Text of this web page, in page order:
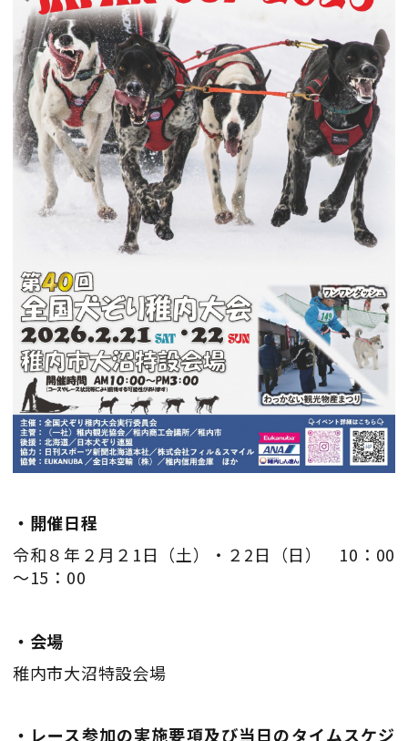
・開催日程
令和８年２月２1日（土）・２2日（日） 10：00
～15：00
・会場
稚内市大沼特設会場
・レース参加の実施要項及び当日のタイムスケジ